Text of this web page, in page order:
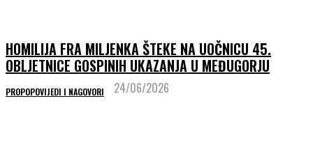
HOMILIJA FRA MILJENKA ŠTEKE NA UOČNICU 45.
OBLJETNICE GOSPINIH UKAZANJA U MEĐUGORJU
PROPOPOVIJEDI I NAGOVORI 24/06/2026